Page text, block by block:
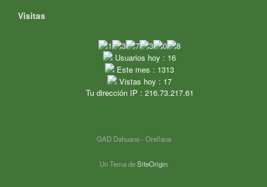
Visitas
Usuarios hoy : 16
Este mes : 1313
Vistas hoy : 17
Tu dirección IP : 216.73.217.61
GAD Dahuano - Orellana
Un Tema deSiteOrigin